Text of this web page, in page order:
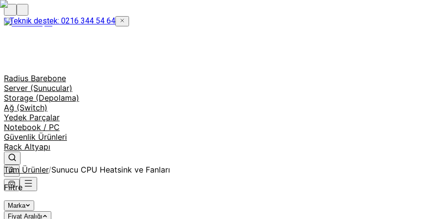
Teknik destek: 0216 344 54 64
Radius Barebone
Server (Sunucular)
Storage (Depolama)
Ağ (Switch)
Yedek Parçalar
Notebook / PC
Güvenlik Ürünleri
Rack Altyapı
Tüm Ürünler/Sunucu CPU Heatsink ve Fanları
Filtre
Marka
Fiyat Aralığı